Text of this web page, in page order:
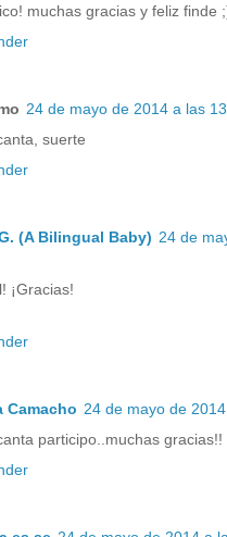
muchas gracias y feliz finde
24 de mayo de 2014 a las
suerte
(A Bilingual Baby) 24 de
¡Gracias!
Camacho 24 de mayo de
participo..muchas gracias!!